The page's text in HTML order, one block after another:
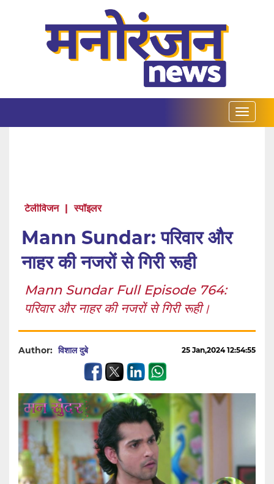
टेलीविजन | स्पॉइलर
Mann Sundar: परिवार और
नाहर की नजरों से गिरी रूही
Mann Sundar Full Episode 764:
परिवार और नाहर की नजरों से गिरी रूही।
Author: विशाल दुबे 25 Jan,2024 12:54:55